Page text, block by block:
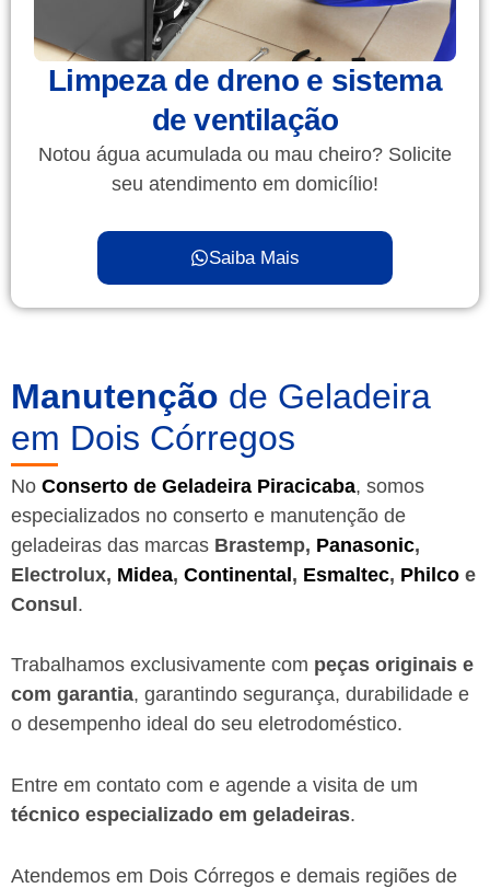
Limpeza de dreno e sistema
de ventilação
Notou água acumulada ou mau cheiro? Solicite
seu atendimento em domicílio!
Saiba Mais
Manutenção de Geladeira
em Dois Córregos
No Conserto de Geladeira Piracicaba, somos
especializados no conserto e manutenção de
geladeiras das marcas Brastemp, Panasonic,
Electrolux, Midea, Continental, Esmaltec, Philco e
Consul.
Trabalhamos exclusivamente com peças originais e
com garantia, garantindo segurança, durabilidade e
o desempenho ideal do seu eletrodoméstico.
Entre em contato com e agende a visita de um
técnico especializado em geladeiras.
Atendemos em Dois Córregos e demais regiões de